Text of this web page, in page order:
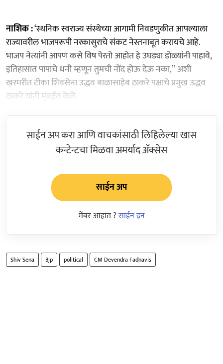
नाशिक :‘स्थनिक स्वराज्य संस्थेच्या आगामी निवडणुकीत आपल्याला
राज्यावरील भाजपरूपी नरकासुराचे संकट नेस्तनाबूत करायचे आहे.
भाजप नेत्यांनी आपण कसे विष पेरतो आहोत हे उघड्या डोळ्यांनी पाहावे,
इतिहासात पापाचे धनी म्हणून तुमची नोंद होऊ देऊ नका,’’ अशी
खरमरीत टीका शिवसेना उद्धव बाळासाहेब ठाकरे पक्षाचे प्रमुख उद्धव
ठाकरे यांनी मुंबईत केले.
साईन अप करा आणि वाचकांसाठी लिहिलेल्या खास
कन्टेन्टचा मिळवा अमर्याद ॲक्सेस
साईन अप
मेंबर आहात ?साईन इन
Shiv Sena Bjp political CM Devendra Fadnavis